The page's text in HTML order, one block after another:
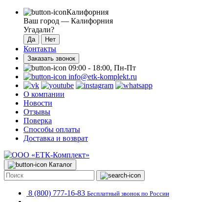
Калифорния
Ваш город — Калифорния
Угадали?
Контакты
Заказать звонок
09:00 - 18:00, Пн-Пт
info@etk-komplekt.ru
О компании
Новости
Отзывы
Поверка
Способы оплаты
Доставка и возврат
Каталог
8 (800) 777-16-83 Бесплатный звонок по России